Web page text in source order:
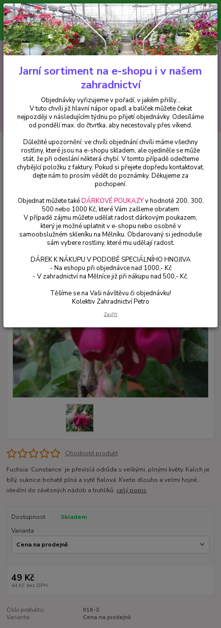
Minimální hodnota pro odeslání z e-shopu je 300 Kč.
V tuto chvíli již hlavní nápor objednávek opadl a balíček můžete čekat
nejpozději v následujícím týdnu po přijetí objednávky. Objednávky
vyřizujeme v pořadí, v jakém přišly...
CZK
Hledat
+420 602 223 614 0ks
za0 Kč
Fuchsie Constance Fuchsie ( Fuchsie Constance) - cena na prodejně
Constance Fuchsie ( Fuchsie
Constance) - cena na prodejně
Ohodnotit produkt
Fuchsia ‘Constance’ je převislá odrůda s velkými, plnými květy. Kalich je
bílý, suknice bohatě plná a sytě fialová. Kvete dlouho a velmi hojně,
ideální do závěsných nádob a truhlíků. celý popis
Dostupnost
Skladem
Varianta
49 Kč
44 Kč bez DPH
Číslo produktu:
916-3
Varianta:
Cena na prodejně
Jarní sortiment na e-shopu i v našem
zahradnictví
Objednávky vyřizujeme v pořadí, v jakém přišly...
V tuto chvíli již hlavní nápor opadl a balíček můžete čekat
nejpozději v následujícím týdnu po přijetí objednávky. Odesíláme
od pondělí max. do čtvrtka, aby necestovaly přes víkend.
Důležité upozornění: ve chvíli objednání chvíli máme všechny
rostliny, které jsou na e-shopu skladem, ale ojediněle se může
stát, že při odeslání některá chybí. V tomto případě odečteme
chybějící položku z faktury. Pokud si přejete dopředu kontaktovat,
dejte nám to prosím vědět do poznámky. Děkujeme za
pochopení.
Objednat můžete takéDÁRKOVÉ POUKAZYv hodnotě 200, 300,
500 nebo 1000 Kč, které Vám zašleme obratem
V případě zájmu můžete udělat radost dárkovým poukazem,
který je možné uplatnit v e-shopu nebo osobně v
samoobslužném skleníku na Mělníku. Obdarovaný si jednoduše
sám vybere rostliny, které mu udělají radost.
DÁREK K NÁKUPU V PODOBĚ SPECIÁLNÍHO HNOJIVA
- Na eshopu při objednávce nad 1000,- Kč
- V zahradnictví na Mělníce již při nákupu nad 500,- Kč.
Těšíme se na Vaši návštěvu či objednávku!
Kolektiv Zahradnictví Petro
Zavřít